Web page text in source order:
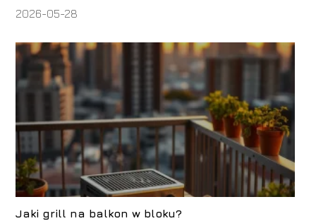
2026-05-28
Jaki grill na balkon w bloku?